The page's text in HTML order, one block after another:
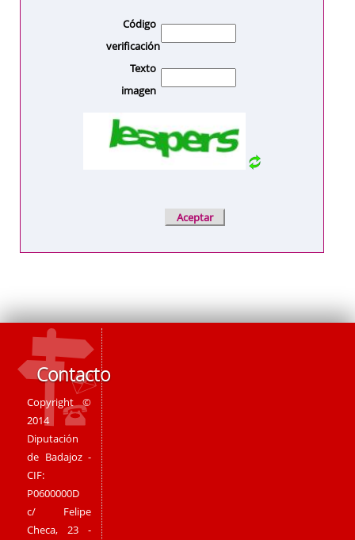
Código
verificación
Texto
imagen
Contacto
Copyright ©
2014
Diputación
de Badajoz -
CIF:
P0600000D
c/ Felipe
Checa, 23 -